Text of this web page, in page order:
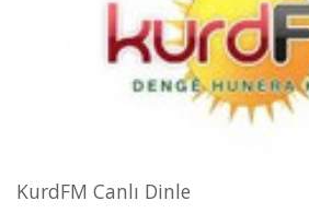
KurdFM Canlı Dinle